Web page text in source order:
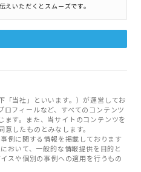
いただくとスムーズです。
「当社」といいます。）が運営してお
フィールなど、すべてのコンテンツ
ます。また、当サイトのコンテンツを
したものとみなします。
例に関する情報を掲載しております
おいて、一般的な情報提供を目的と
スや個別の事例への適用を行うもの